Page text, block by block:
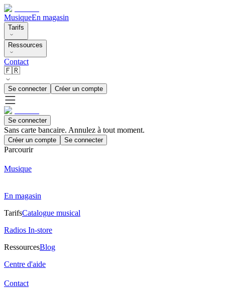
MusiqueEn magasin
Tarifs
Ressources
Contact
🇫🇷
Se connecter Créer un compte
Se connecter
Sans carte bancaire. Annulez à tout moment.
Créer un compte Se connecter
Parcourir
Musique
En magasin
TarifsCatalogue musical
Radios In-store
RessourcesBlog
Centre d'aide
Contact